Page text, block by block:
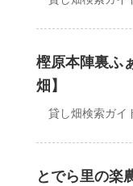
樫原本陣裏ふ
畑】
貸し畑検索ガ
とでら里の楽